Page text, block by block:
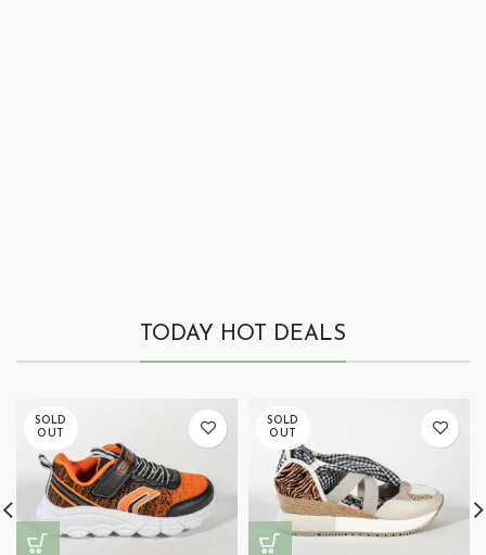
TODAY HOT DEALS
SOLD
OUT
SOLD
OUT